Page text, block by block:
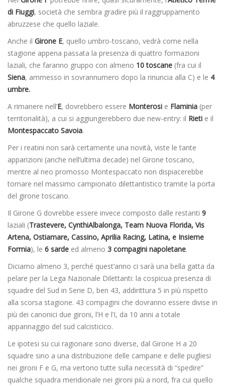
di Fiuggi, società che sembra gradire più il raggruppamento
abruzzese che quello laziale.
Anche il Girone E, quello umbro-toscano, vedrà come nella
stagione appena passata la presenza di quattro formazioni
laziali, che faranno gruppo con almeno 10 toscane (fra cui il
Siena, ammesso in sovrannumero dopo la rinuncia alla C) e le 4
umbre.
A rimanere nell’E, dovrebbero essere Monterosi e Flaminia (per
territorialità), a cui si aggiungerebbero due new-entry: il Rieti e il
Montespaccato Savoia.
Per i reatini non sarà certamente una novità, viste le tante
apparizioni (anche nell’ultima decade) nel Girone toscano,
mentre al neo promosso Montespaccato non dispiacerebbe
tornare nel massimo campionato dilettantistico tramite la porta
del girone toscano.
Il Girone G dovrebbe essere invece composto dalle restanti 9
laziali (Trastevere, CynthiAlbalonga, Team Nuova Florida, Vis
Artena, Ostiamare, Cassino, Aprilia Racing, Latina, e Insieme
Formia), le 6 sarde ed almeno 3 compagini napoletane.
Diciamo almeno 3, perché quest’anno ci sarà una bella gatta da
pelare per la Lega Nazionale Dilettanti: la cospicua presenza di
squadre del Sud in Serie D, ben 43, addirittura 5 in più rispetto
alla scorsa stagione. 43 compagini che dovranno essere divise in
più dei canonici due gironi, l’H e l’I, da 10 anni a totale
appannaggio del sud calcisticico.
Le ipotesi su cui ragionare sono diverse, dal Girone H a 20
squadre sino a una distribuzione delle campane e delle pugliesi
nei gironi F e G, ma vertono tutte sulla necessità di “spedire”
qualche squadra meridionale nei gironi più a nord, fra cui quello